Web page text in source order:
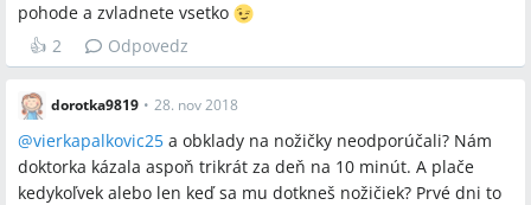
pohode a zvladnete vsetko
👍 2 Odpovedz
dorotka9819 • 28. nov 2018
@vierkapalkovic25 a obklady na nožičky neodporúčali? Nám
doktorka kázala aspoň trikrát za deň na 10 minút. A plače
kedykoľvek alebo len keď sa mu dotkneš nožičiek? Prvé dni to